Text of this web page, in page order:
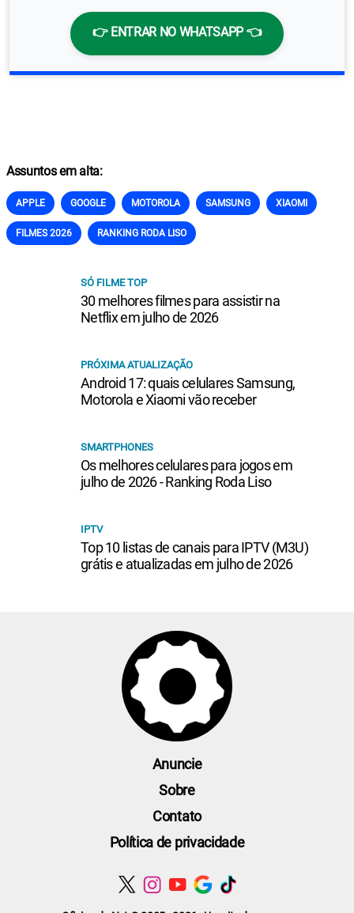
👉 ENTRAR NO WHATSAPP 👈
Assuntos em alta:
APPLE GOOGLE MOTOROLA SAMSUNG XIAOMI
FILMES 2026 RANKING RODA LISO
SÓ FILME TOP
30 melhores filmes para assistir na
Netflix em julho de 2026
PRÓXIMA ATUALIZAÇÃO
Android 17: quais celulares Samsung,
Motorola e Xiaomi vão receber
SMARTPHONES
Os melhores celulares para jogos em
julho de 2026 - Ranking Roda Liso
IPTV
Top 10 listas de canais para IPTV (M3U)
grátis e atualizadas em julho de 2026
Anuncie
Sobre
Contato
Política de privacidade